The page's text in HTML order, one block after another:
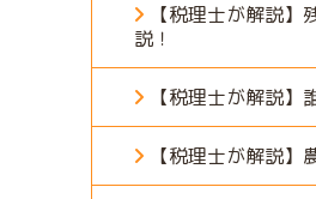
【税理士が解説
説！
【税理士が解説
【税理士が解説